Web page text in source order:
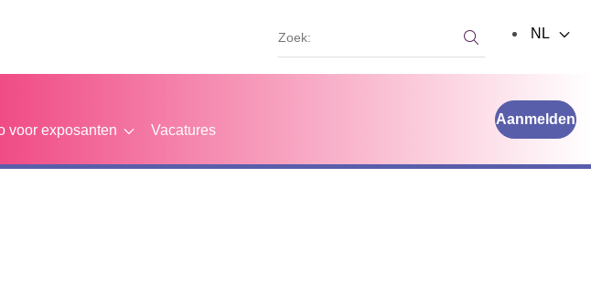
voor exposanten Vacatures
Aanmelden
Zoek:
NL